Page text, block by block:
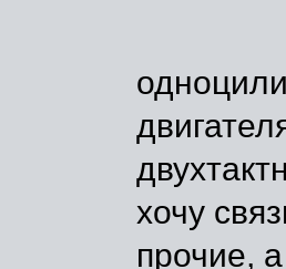
хочу
прочие,